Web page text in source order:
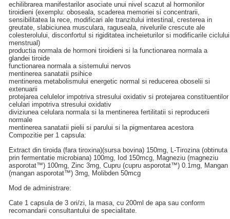
echilibrarea manifestarilor asociate unui nivel scazut al hormonilor
tiroidieni (exemplu: oboseala, scaderea memoriei si concentrarii,
sensibilitatea la rece, modificari ale tranzitului intestinal, cresterea in
greutate, slabiciunea musculara, raguseala, nivelurile crescute ale
colesterolului, disconfortul si rigiditatea incheieturilor si modificarile ciclului
menstrual)
productia normala de hormoni tiroidieni si la functionarea normala a
glandei tiroide
functionarea normala a sistemului nervos
mentinerea sanatatii psihice
mentinerea metabolismului energetic normal si reducerea oboselii si
extenuarii
protejarea celulelor impotriva stresului oxidativ si protejarea constituentilor
celulari impotriva stresului oxidativ
diviziunea celulara normala si la mentinerea fertilitatii si reproducerii
normale
mentinerea sanatatii pielii si parului si la pigmentarea acestora
Compozitie per 1 capsula:
Extract din tiroida (fara tiroxina)(sursa bovina) 150mg, L-Tirozina (obtinuta
prin fermentatie microbiana) 100mg, Iod 150mcg, Magneziu (magneziu
asporotat™) 100mg, Zinc 3mg, Cupru (cupru asporotat™) 0.1mg, Mangan
(mangan asporotat™) 3mg, Molibden 50mcg
Mod de administrare:
Cate 1 capsula de 3 ori/zi, la masa, cu 200ml de apa sau conform
recomandarii consultantului de specialitate.